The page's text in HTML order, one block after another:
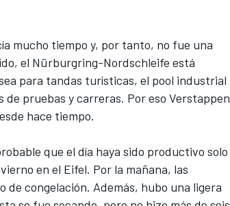
mucho tiempo y, por tanto, no fue una
el Nürburgring-Nordschleife está
para tandas turísticas, el pool industrial
pruebas y carreras. Por eso Verstappen
hace tiempo.
que el día haya sido productivo solo
en el Eifel. Por la mañana, las
congelación. Además, hubo una ligera